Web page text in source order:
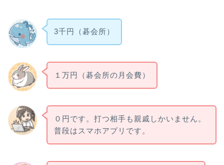
3千円（碁会所）
１万円（碁会所の月会費）
０円です。打つ相手も親戚しかいません。
普段はスマホアプリです。